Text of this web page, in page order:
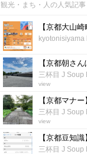
観光・まち・人の人気記事
kyotonisiyama
三杯目 J Soup
view
三杯目 J Soup
view
三杯目 J Soup